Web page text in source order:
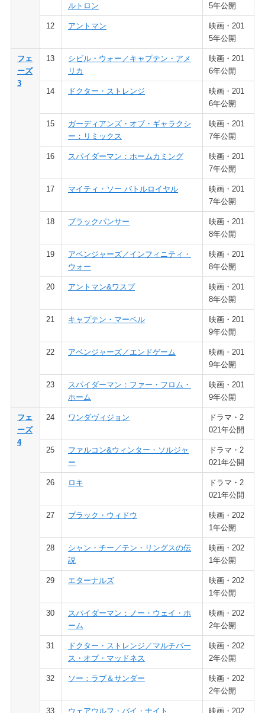
ルトロン
5年公開
12 アントマン
映画・201
5年公開
フェ
ーズ
3
13
シビル・ウォー／キャプテン・アメ
リカ
映画・201
6年公開
14 ドクター・ストレンジ
映画・201
6年公開
15
ガーディアンズ・オブ・ギャラクシ
ー：リミックス
映画・201
7年公開
16 スパイダーマン：ホームカミング
映画・201
7年公開
17 マイティ・ソー バトルロイヤル
映画・201
7年公開
18 ブラックパンサー
映画・201
8年公開
19
アベンジャーズ／インフィニティ・
ウォー
映画・201
8年公開
20 アントマン&ワスプ
映画・201
8年公開
21 キャプテン・マーベル
映画・201
9年公開
22 アベンジャーズ／エンドゲーム
映画・201
9年公開
23
スパイダーマン：ファー・フロム・
ホーム
映画・201
9年公開
フェ
ーズ
4
24 ワンダヴィジョン
ドラマ・2
021年公開
25
ファルコン&ウィンター・ソルジャ
ー
ドラマ・2
021年公開
26 ロキ
ドラマ・2
021年公開
27 ブラック・ウィドウ
映画・202
1年公開
28
シャン・チー／テン・リングスの伝
説
映画・202
1年公開
29 エターナルズ
映画・202
1年公開
30
スパイダーマン：ノー・ウェイ・ホ
ーム
映画・202
2年公開
31
ドクター・ストレンジ／マルチバー
ス・オブ・マッドネス
映画・202
2年公開
32 ソー：ラブ＆サンダー
映画・202
2年公開
33 ウェアウルフ・バイ・ナイト 映画・202